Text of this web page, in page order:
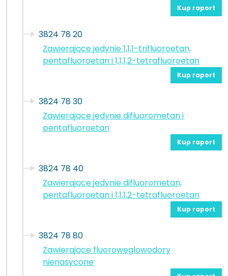
Kup raport
3824 78 20
Zawierające jedynie 1,1,1-trifluoroetan,
pentafluoroetan i 1,1,1,2-tetrafluoroetan
Kup raport
3824 78 30
Zawierające jedynie difluorometan i
pentafluoroetan
Kup raport
3824 78 40
Zawierające jedynie difluorometan,
pentafluoroetan i 1,1,1,2-tetrafluoroetan
Kup raport
3824 78 80
Zawierające fluorowęglowodory
nienasycone